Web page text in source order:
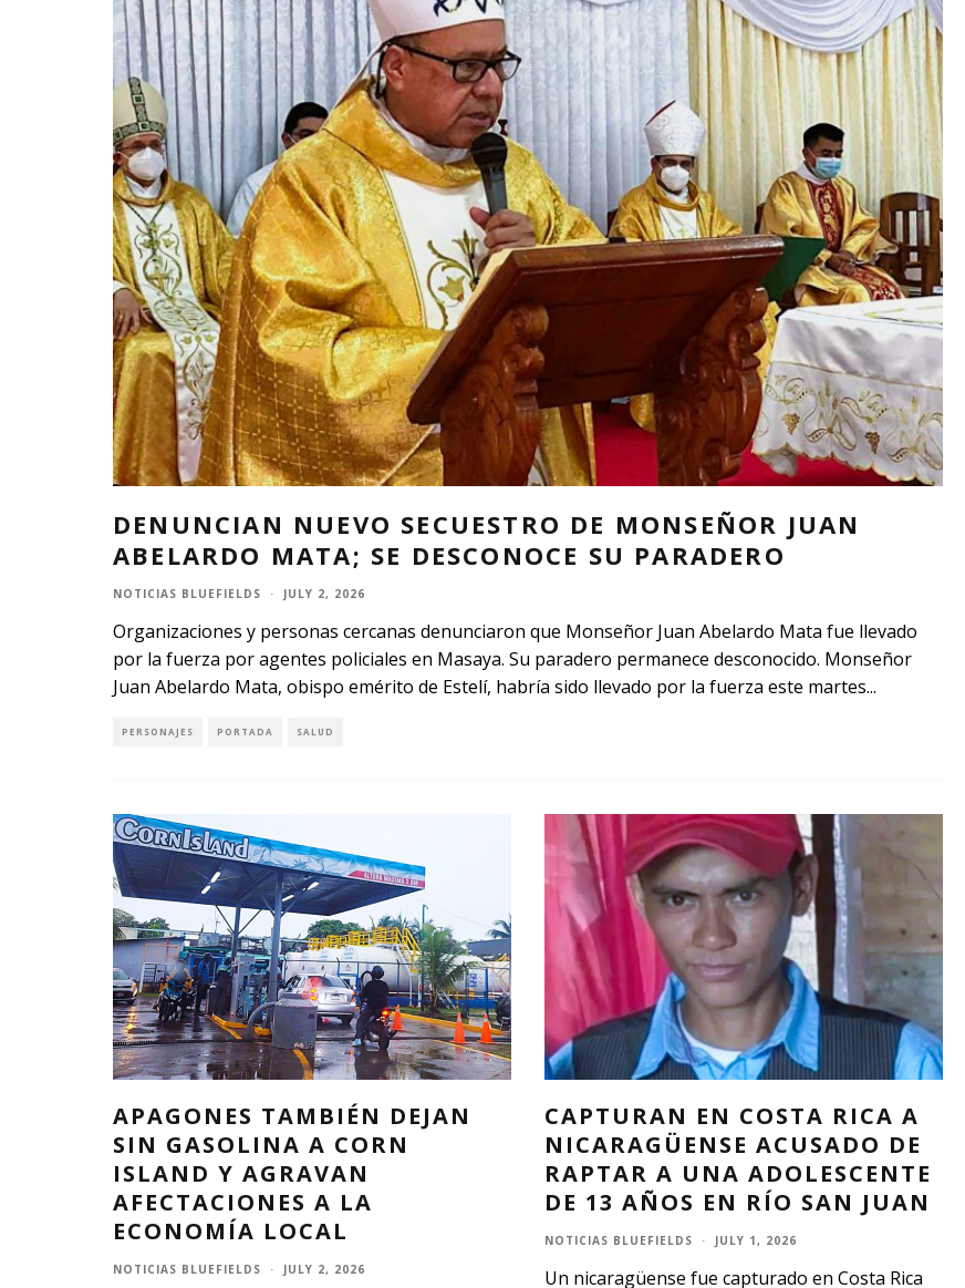
DENUNCIAN NUEVO SECUESTRO DE MONSEÑOR JUAN
ABELARDO MATA; SE DESCONOCE SU PARADERO
NOTICIAS BLUEFIELDS · JULY 2, 2026
Organizaciones y personas cercanas denunciaron que Monseñor Juan Abelardo Mata fue llevado
por la fuerza por agentes policiales en Masaya. Su paradero permanece desconocido. Monseñor
Juan Abelardo Mata, obispo emérito de Estelí, habría sido llevado por la fuerza este martes...
PERSONAJES PORTADA SALUD
APAGONES TAMBIÉN DEJAN
SIN GASOLINA A CORN
ISLAND Y AGRAVAN
AFECTACIONES A LA
ECONOMÍA LOCAL
NOTICIAS BLUEFIELDS · JULY 2, 2026
CAPTURAN EN COSTA RICA A
NICARAGÜENSE ACUSADO DE
RAPTAR A UNA ADOLESCENTE
DE 13 AÑOS EN RÍO SAN JUAN
NOTICIAS BLUEFIELDS · JULY 1, 2026
Un nicaragüense fue capturado en Costa Rica